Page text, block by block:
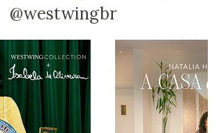
@westwingbr